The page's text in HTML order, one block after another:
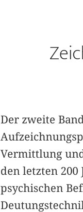
Der zweite
Vermittlung
den letzten 200
psychischen